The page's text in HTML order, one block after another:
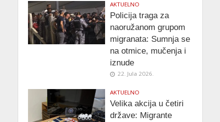
AKTUELNO
Policija traga za
naoružanom grupom
migranata: Sumnja se
na otmice, mučenja i
iznude
22. Jula 2026.
AKTUELNO
Velika akcija u četiri
države: Migrante